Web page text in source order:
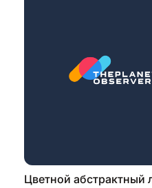
Цветной абстрактный